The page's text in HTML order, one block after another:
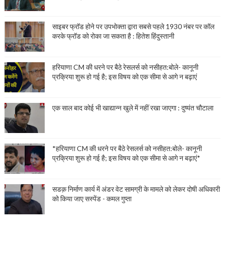
साइबर फ्रॉड होने पर उपभोक्ता द्वारा सबसे पहले 1930 नंबर पर कॉल
करके फ्रॉड को रोका जा सकता है : हितेश हिंदुस्तानी
हरियाणा CM की धरने पर बैठे रेसलर्स को नसीहत:बोले- कानूनी
प्रक्रिया शुरू हो गई है; इस विषय को एक सीमा से आगे न बढ़ाएं
एक साल बाद कोई भी खाद्यान्न खुले में नहीं रखा जाएगा : दुष्यंत चौटाला
*हरियाणा CM की धरने पर बैठे रेसलर्स को नसीहत:बोले- कानूनी
प्रक्रिया शुरू हो गई है; इस विषय को एक सीमा से आगे न बढ़ाएं*
सडक़ निर्माण कार्य में अंडर वेट सामग्री के मामले को लेकर दोषी अधिकारी
को किया जाए सस्पेंड - कमल गुप्ता